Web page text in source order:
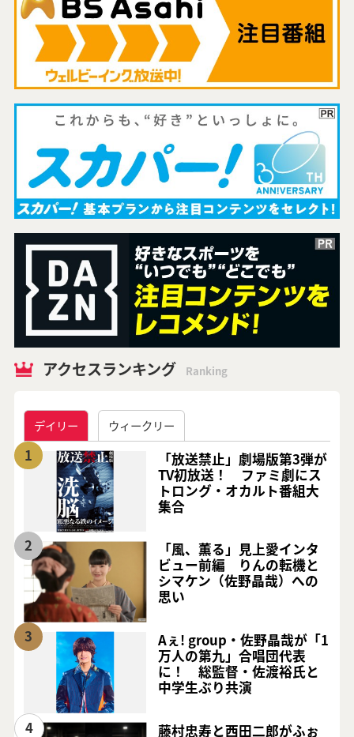
アクセスランキング Ranking
デイリー ウィークリー
1
「放送禁止」劇場版第3弾が
TV初放送！ ファミ劇にス
トロング・オカルト番組大
集合
2
「風、薫る」見上愛インタ
ビュー前編 りんの転機と
シマケン（佐野晶哉）への
思い
3
Aぇ! group・佐野晶哉が「1
万人の第九」合唱団代表
に！ 総監督・佐渡裕氏と
中学生ぶり共演
4
藤村忠寿と西田二郎がふぉ